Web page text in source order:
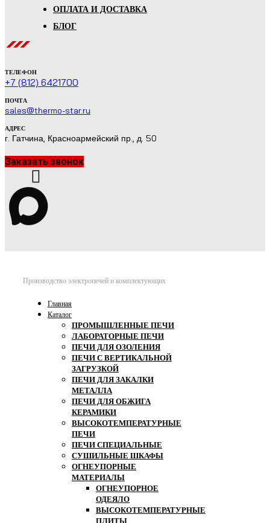
ОПЛАТА И ДОСТАВКА
БЛОГ
ТЕЛЕФОН
+7 (812) 6421700
ПОЧТА
sales@thermo-star.ru
АДРЕС
г. Гатчина, Красноармейский пр., д. 50
Заказать звонок
Производство электропечей и комплектующих
Главная
Каталог
ПРОМЫШЛЕННЫЕ ПЕЧИ
ЛАБОРАТОРНЫЕ ПЕЧИ
ПЕЧИ ДЛЯ ОЗОЛЕНИЯ
ПЕЧИ С ВЕРТИКАЛЬНОЙ
ЗАГРУЗКОЙ
ПЕЧИ ДЛЯ ЗАКАЛКИ
МЕТАЛЛА
ПЕЧИ ДЛЯ ОБЖИГА
КЕРАМИКИ
ВЫСОКОТЕМПЕРАТУРНЫЕ
ПЕЧИ
ПЕЧИ СПЕЦИАЛЬНЫЕ
СУШИЛЬНЫЕ ШКАФЫ
ОГНЕУПОРНЫЕ
МАТЕРИАЛЫ
ОГНЕУПОРНОЕ
ОДЕЯЛО
ВЫСОКОТЕМПЕРАТУРНЫЕ
ПЛИТЫ